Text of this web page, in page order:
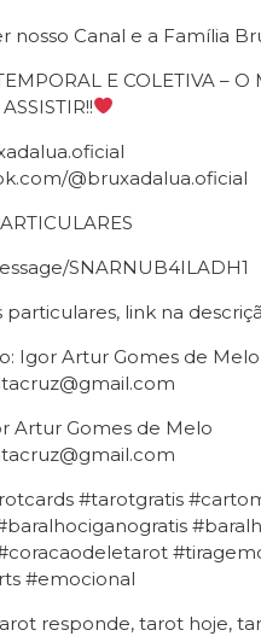
nosso Canal e a Família
E COLETIVA –
@bruxadalua.oficial
SNARNUB4ILADH1
particulares, link na
Igor Artur Gomes de Melo
Artur Gomes de Melo
#tarotgratis
#emocional
responde, tarot hoje,